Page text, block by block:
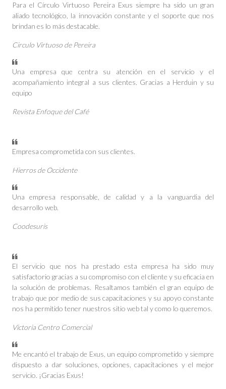
Para el Círculo Virtuoso Pereira Exus siempre ha sido un gran
aliado tecnológico, la innovación constante y el soporte que nos
brindan es lo más destacable.
Circulo Virtuoso de Pereira
Una empresa que centra su atención en el servicio y el
acompañamiento integral a sus clientes. Gracias a Herduin y su
equipo
Revista Enfoque del Café
Empresa comprometida con sus clientes.
Hierros de Occidente
Una empresa responsable, de calidad y a la vanguardia del
desarrollo web.
Coodesuris
El servicio que nos ha prestado esta empresa ha sido muy
satisfactorio gracias a su compromiso con el cliente y su eficacia en
la solución de problemas. Resaltamos también el gran equipo de
trabajo que por medio de sus capacitaciones y su apoyo constante
nos ha permitido tener nuestros sitio web tal y como lo queremos.
Victoria Centro Comercial
Me encantó el trabajo de Exus, un equipo comprometido y siempre
dispuesto a dar soluciones, opciones, capacitaciones y el mejor
servicio. ¡Gracias Exus!